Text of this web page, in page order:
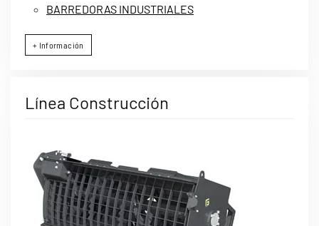
BARREDORAS INDUSTRIALES
+ Información
Línea Construcción